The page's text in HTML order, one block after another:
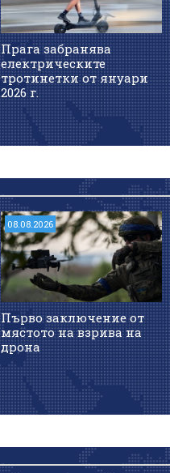
Прага забранява
електрическите
тротинетки от януари
2026 г.
08.08.2026
Първо заключение от
мястото на взрива на
дрона